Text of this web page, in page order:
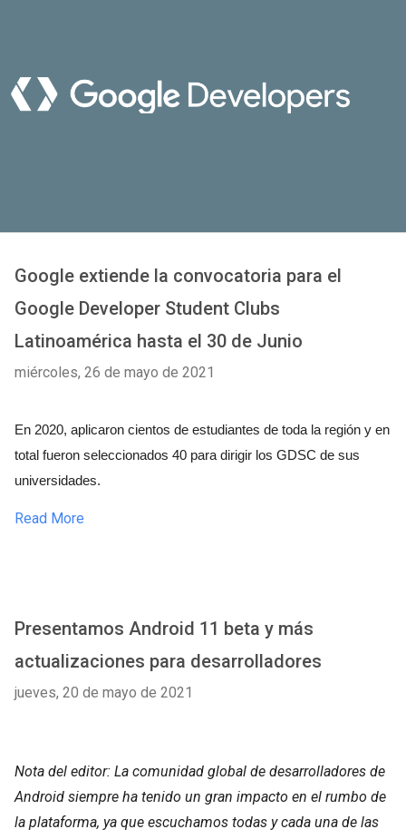
Google extiende la convocatoria para el
Google Developer Student Clubs
Latinoamérica hasta el 30 de Junio
miércoles, 26 de mayo de 2021
En 2020, aplicaron cientos de estudiantes de toda la región y en
total fueron seleccionados 40 para dirigir los GDSC de sus
universidades.
Read More
Presentamos Android 11 beta y más
actualizaciones para desarrolladores
jueves, 20 de mayo de 2021
Nota del editor: La comunidad global de desarrolladores de
Android siempre ha tenido un gran impacto en el rumbo de
la plataforma, ya que escuchamos todas y cada una de las